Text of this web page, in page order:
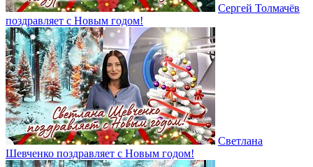
Сергей Толмачёв
поздравляет с Новым годом!
Светлана
Шевченко поздравляет с Новым годом!